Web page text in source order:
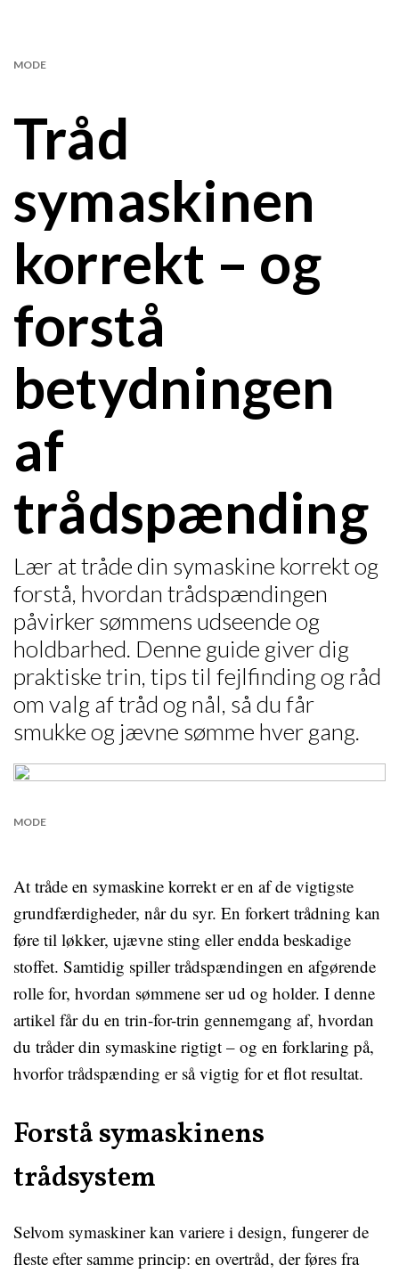
Tråd
symaskinen
korrekt – og
forstå
betydningen
af
trådspænding
MODE
Lær at tråde din symaskine korrekt og
forstå, hvordan trådspændingen
påvirker sømmens udseende og
holdbarhed. Denne guide giver dig
praktiske trin, tips til fejlfinding og råd
om valg af tråd og nål, så du får
smukke og jævne sømme hver gang.
MODE
At tråde en symaskine korrekt er en af de vigtigste
grundfærdigheder, når du syr. En forkert trådning kan
føre til løkker, ujævne sting eller endda beskadige
stoffet. Samtidig spiller trådspændingen en afgørende
rolle for, hvordan sømmene ser ud og holder. I denne
artikel får du en trin-for-trin gennemgang af, hvordan
du tråder din symaskine rigtigt – og en forklaring på,
hvorfor trådspænding er så vigtig for et flot resultat.
Forstå symaskinens
trådsystem
Selvom symaskiner kan variere i design, fungerer de
fleste efter samme princip: en overtråd, der føres fra